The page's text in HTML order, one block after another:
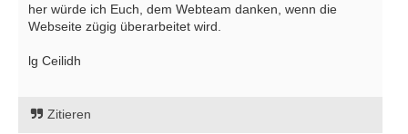
her würde ich Euch, dem Webteam danken, wenn die
Webseite zügig überarbeitet wird.
lg Ceilidh
Zitieren